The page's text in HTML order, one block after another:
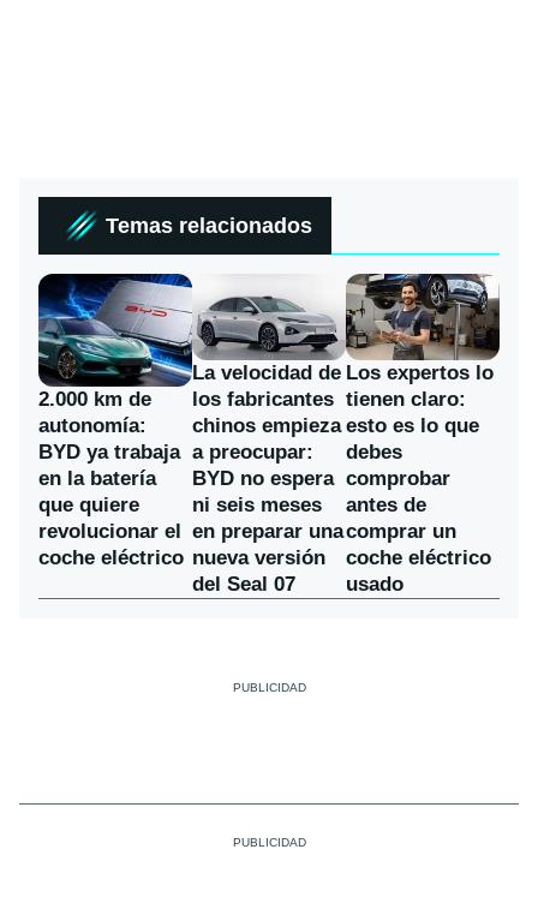
Temas relacionados
2.000 km de
autonomía:
BYD ya trabaja
en la batería
que quiere
revolucionar el
coche eléctrico
La velocidad de
los fabricantes
chinos empieza
a preocupar:
BYD no espera
ni seis meses
en preparar una
nueva versión
del Seal 07
Los expertos lo
tienen claro:
esto es lo que
debes
comprobar
antes de
comprar un
coche eléctrico
usado